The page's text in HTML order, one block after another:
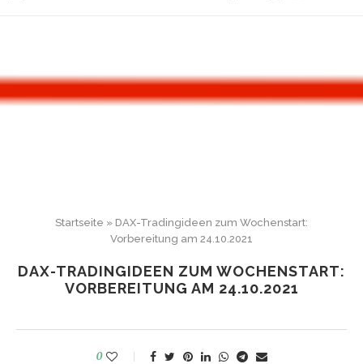
Startseite » DAX-Tradingideen zum Wochenstart:
Vorbereitung am 24.10.2021
DAX-TRADINGIDEEN ZUM WOCHENSTART:
VORBEREITUNG AM 24.10.2021
0